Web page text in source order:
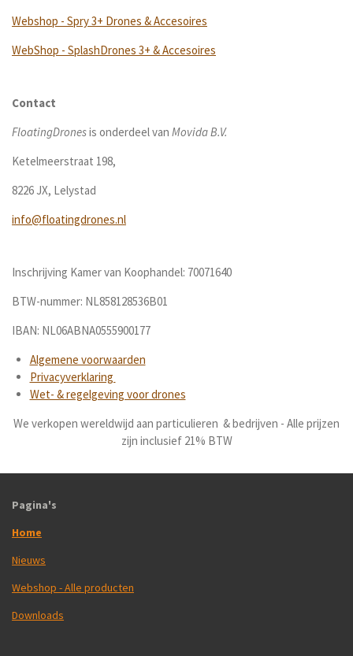
Webshop - Spry 3+ Drones & Accesoires
WebShop - SplashDrones 3+ & Accesoires
Contact
FloatingDronesis onderdeel van Movida B.V.
Ketelmeerstraat 198,
8226 JX, Lelystad
info@floatingdrones.nl
Inschrijving Kamer van Koophandel: 70071640
BTW-nummer: NL858128536B01
IBAN: NL06ABNA0555900177
Algemene voorwaarden
Privacyverklaring
Wet- & regelgeving voor drones
We verkopen wereldwijd aan particulieren & bedrijven - Alle prijzen
zijn inclusief 21% BTW
Pagina's
Home
Nieuws
Webshop - Alle producten
Downloads